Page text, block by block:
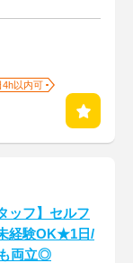
4h以内可
ッフ】セルフ
経験OK★1日/
両立◎